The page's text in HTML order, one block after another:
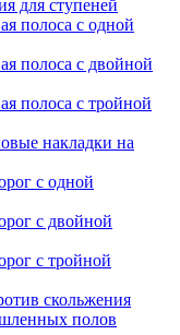
для ступеней
полоса с одной
полоса с двойной
полоса с тройной
накладки на
с одной
с двойной
с тройной
скольжения
полов